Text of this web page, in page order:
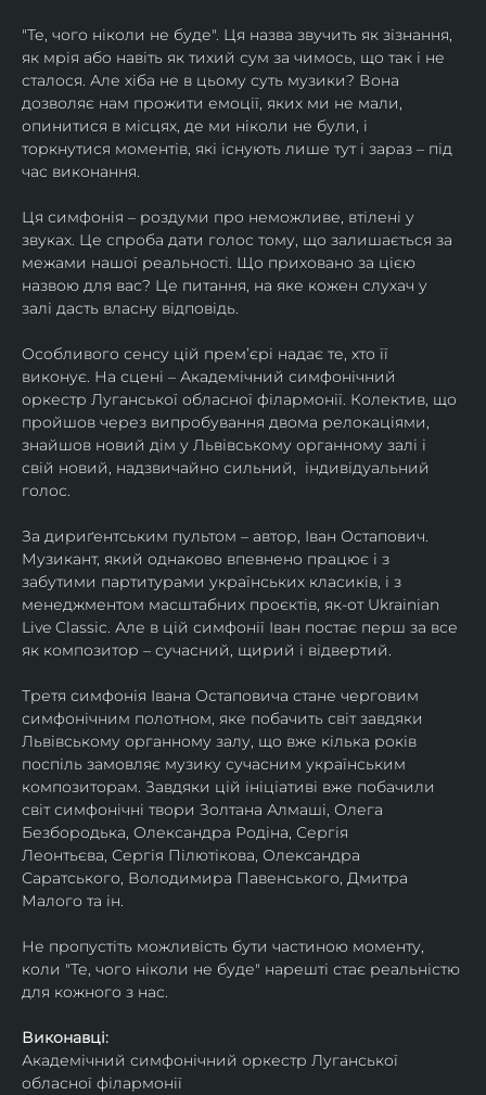
"Те, чого ніколи не буде". Ця назва звучить як зізнання,
як мрія або навіть як тихий сум за чимось, що так і не
сталося. Але хіба не в цьому суть музики? Вона
дозволяє нам прожити емоції, яких ми не мали,
опинитися в місцях, де ми ніколи не були, і
торкнутися моментів, які існують лише тут і зараз – під
час виконання.
Ця симфонія – роздуми про неможливе, втілені у
звуках. Це спроба дати голос тому, що залишається за
межами нашої реальності. Що приховано за цією
назвою для вас? Це питання, на яке кожен слухач у
залі дасть власну відповідь.
Особливого сенсу цій прем’єрі надає те, хто її
виконує. На сцені – Академічний симфонічний
оркестр Луганської обласної філармонії. Колектив, що
пройшов через випробування двома релокаціями,
знайшов новий дім у Львівському органному залі і
свій новий, надзвичайно сильний,  індивідуальний
голос.
​За дириґентським пультом – автор, Іван Остапович.
Музикант, який однаково впевнено працює і з
забутими партитурами українських класиків, і з
менеджментом масштабних проєктів, як-от Ukrainian
Live Classic. Але в цій симфонії Іван постає перш за все
як композитор – сучасний, щирий і відвертий.
Третя симфонія Івана Остаповича стане черговим
симфонічним полотном, яке побачить світ завдяки
Львівському органному залу, що вже кілька років
поспіль замовляє музику сучасним українським
композиторам. Завдяки цій ініціативі вже побачили
світ симфонічні твори Золтана Алмаші, Олега
Безбородька, Олександра Родіна, Сергія
Леонтьєва, Сергія Пілютікова, Олександра
Саратського, Володимира Павенського, Дмитра
Малого та ін.
Не пропустіть можливість бути частиною моменту,
коли "Те, чого ніколи не буде" нарешті стає реальністю
для кожного з нас.
Виконавці:
Академічний симфонічний оркестр Луганської
обласної філармонії